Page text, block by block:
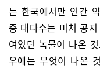
는 한국에서만 연간
중 대다수는 미처 공
여있던 녹물이 나온
우에는 무엇이 나온